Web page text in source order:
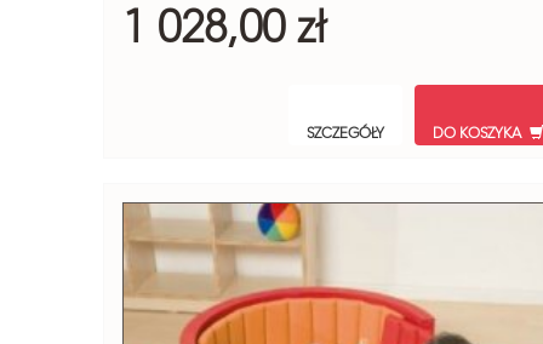
1 028,00 zł
SZCZEGÓŁY DO KOSZYKA